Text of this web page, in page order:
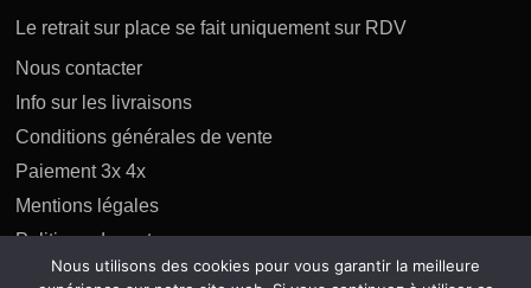
Le retrait sur place se fait uniquement sur RDV
Nous contacter
Info sur les livraisons
Conditions générales de vente
Paiement 3x 4x
Mentions légales
Politique des retours
Politique de confidentialité
Nous utilisons des cookies pour vous garantir la meilleure